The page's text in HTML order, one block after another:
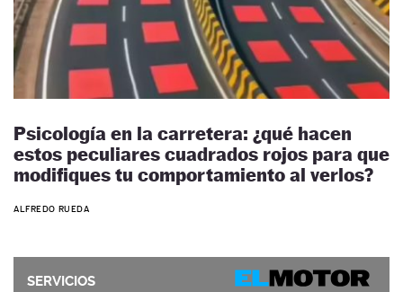
Psicología en la carretera: ¿qué hacen
estos peculiares cuadrados rojos para que
modifiques tu comportamiento al verlos?
ALFREDO RUEDA